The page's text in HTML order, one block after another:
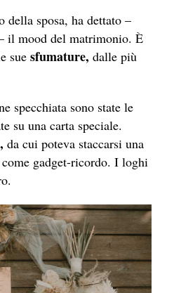
della sposa, ha dettato –
il mood del matrimonio. È
sue sfumature, dalle più
specchiata sono state le
su una carta speciale.
da cui poteva staccarsi una
come gadget-ricordo. I loghi